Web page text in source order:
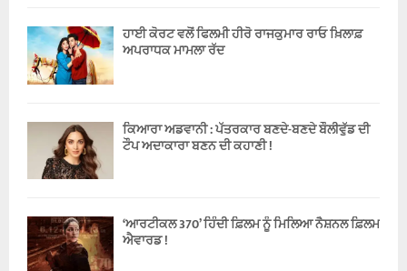
ਹਾਈ ਕੋਰਟ ਵਲੋਂ ਫਿਲਮੀ ਹੀਰੋ ਰਾਜਕੁਮਾਰ ਰਾਓ ਖ਼ਿਲਾਫ਼
ਅਪਰਾਧਕ ਮਾਮਲਾ ਰੱਦ
ਕਿਆਰਾ ਅਡਵਾਨੀ : ਪੱਤਰਕਾਰ ਬਣਦੇ-ਬਣਦੇ ਬੌਲੀਵੁੱਡ ਦੀ
ਟੌਪ ਅਦਾਕਾਰਾ ਬਣਨ ਦੀ ਕਹਾਣੀ !
‘ਆਰਟੀਕਲ 370’ ਹਿੰਦੀ ਫ਼ਿਲਮ ਨੂੰ ਮਿਲਿਆ ਨੈਸ਼ਨਲ ਫ਼ਿਲਮ
ਐਵਾਰਡ !